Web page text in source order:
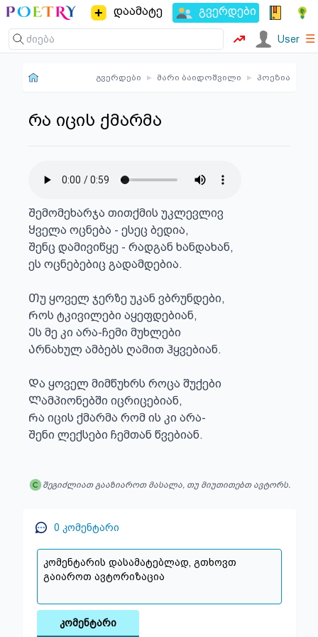
დაამატე გვერდები
User ☰
გვერდები ▸ მარი ბაიდოშვილი ▸ პოეზია
რა იცის ქმარმა
Შემომეხარჯა თითქმის უკლევლივ
Ყველა ოცნება - ესეც ბედია,
Შენც დამივიწყე - რადგან ხანდახან,
ეს ოცნებებიც გადამდებია.
Თუ ყოველ ჯერზე უკან ვბრუნდები,
Როს ტკივილები აყეფდებიან,
Ეს მე კი არა-ჩემი მუხლები
Არნახულ ამბებს ღამით ჰყვებიან.
Და ყოველ მიმწუხრს როცა შუქები
Ლამპიონებში იცრიცებიან,
Რა იცის ქმარმა რომ ის კი არა-
Შენი ლექსები ჩემთან წვებიან.
შეგიძლიათ გააზიაროთ მასალა, თუ მიუთითებთ ავტორს.
0 კომენტარი
კომენტარი